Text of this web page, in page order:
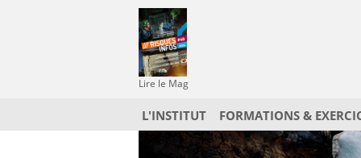
Lire le Mag
L'INSTITUT FORMATIONS &